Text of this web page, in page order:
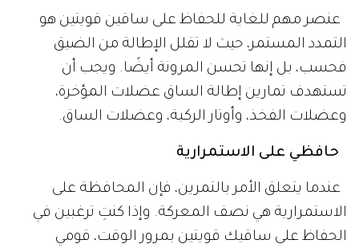
عنصر مهم للغاية للحفاظ على ساقين قويتين هو
التمدد المستمر، حيث لا تقلل الإطالة من الضيق
فحسب، بل إنها تحسن المرونة أيضًا. ويجب أن
تستهدف تمارين إطالة الساق عضلات المؤخرة،
وعضلات الفخذ، وأوتار الركبة، وعضلات الساق.
حافظي على الاستمرارية
عندما يتعلق الأمر بالتمرين، فإن المحافظة على
الاستمرارية هي نصف المعركة. وإذا كنتِ ترغبين في
الحفاظ على ساقيك قويتين بمرور الوقت، قومي